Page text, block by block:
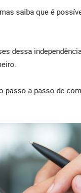
saiba que é
dessa
passo a passo de